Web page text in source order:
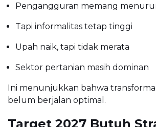
Pengangguran memang
Tapi informalitas tetap tinggi
Upah naik, tapi tidak merata
Sektor pertanian masih dominan
Ini menunjukkan bahwa
belum berjalan optimal.
Target 2027 Butuh